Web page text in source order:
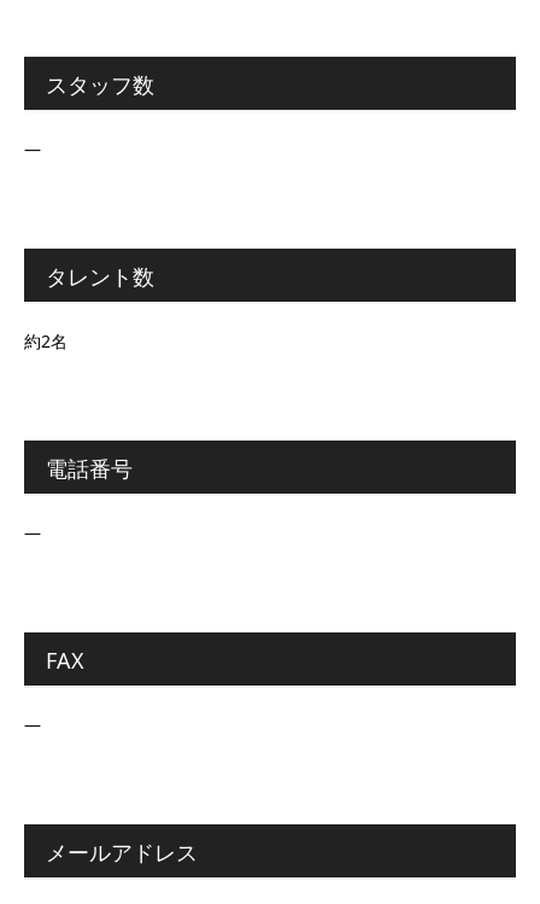
スタッフ数
―
タレント数
約2名
電話番号
―
FAX
―
メールアドレス